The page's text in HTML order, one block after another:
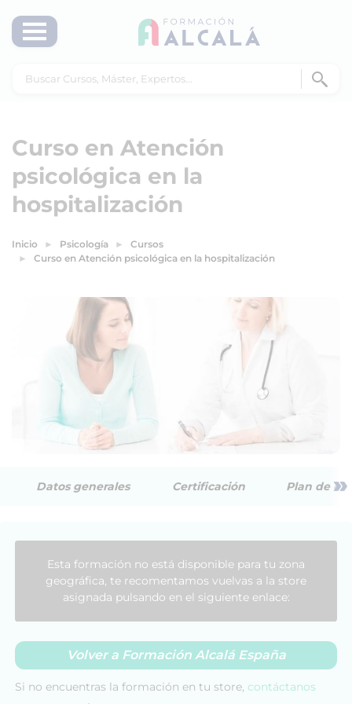
Curso en Atención
psicológica en la
hospitalización
Inicio Psicología
Cursos
Curso en Atención psicológica en la hospitalización
Datos generales Certificación Plan de »
Esta formación no está disponible para tu zona
geográfica, te recomentamos vuelvas a la store
asignada pulsando en el siguiente enlace:
Volver a Formación Alcalá España
Si no encuentras la formación en tu store, contáctanos